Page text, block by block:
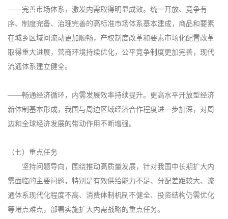
——完善市场体系，激发内需取得明显成效。统一开放、竞争有
序、制度完备、治理完善的高标准市场体系基本建成，商品和要素
在城乡区域间流动更加顺畅，产权制度改革和要素市场化配置改革
取得重大进展，营商环境持续优化，公平竞争制度更加完善，现代
流通体系建立健全。
——畅通经济循环，内需发展效率持续提升。更高水平开放型经济
新体制基本形成，我国与周边区域经济合作程度进一步加深，对周
边和全球经济发展的带动作用不断增强。
（七）重点任务
坚持问题导向，围绕推动高质量发展，针对我国中长期扩大内
需面临的主要问题，特别是有效供给能力不足、分配差距较大、流
通体系现代化程度不高、消费体制机制不健全、投资结构仍需优化
等堵点难点，部署实施扩大内需战略的重点任务。